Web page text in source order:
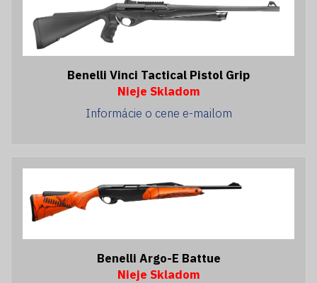
Benelli Vinci Tactical Pistol Grip
Nieje Skladom
Informácie o cene e-mailom
Benelli Argo-E Battue
Nieje Skladom